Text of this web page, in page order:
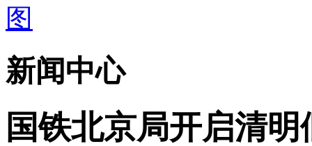
新闻中心
国铁北京局开启清